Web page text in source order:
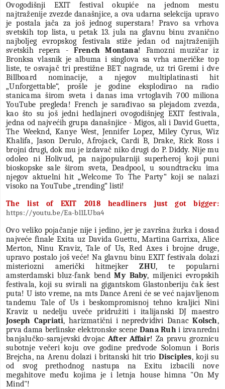
Ovogodišnji EXIT festival okupiće na jednom mestu
najtraženije zvezde današnjice, a ova udarna selekcija upravo
je postala jača za još jednog superstara! Pravo sa vrhova
svetskih top lista,u petak 13. jula na glavnu binu zvanično
najboljeg evropskog festivala stiže jedan od najtraženijih
svetskih repera - French Montana! Famozni muzičar iz
Bronksa vlasnik je albuma i singlova sa vrha američke top
liste, te osvajač tri prestižne BET nagrade, uz tri Gremi i dve
Billboard nominacije, a njegov multiplatinasti hit
„Unforgettable“, prošle je godine eksplodirao na radio
stanicama širom sveta i danas ima vrtoglavih 700 miliona
YouTube pregleda! French je sarađivao sa plejadom zvezda,
kao što su još jedni hedlajneri ovogodišnjeg EXIT festivala,
jedna od najvećih grupa današnjice - Migos, ali i David Guetta,
The Weeknd, Kanye West, Jennifer Lopez, Miley Cyrus, Wiz
Khalifa, Jason Derulo, Afrojack, Cardi B, Drake, Rick Ross i
brojni drugi, dok mu je izdavač niko drugi do P. Diddy. Nije mu
odoleo ni Holivud, pa najpopularniji superheroj koji puni
bioskopske sale širom sveta, Deadpool, u soundtracku ima
njegov aktuelni hit „Welcome To The Party“ koji se nalazi
visoko na YouTube „trending“ listi!
The list of EXIT 2018 headliners just got bigger:
https://youtu.be/Ea-bl1LUba4
Ovo veliko pojačanje nije i jedino, jer je završna žurka i dosad
najveće finale Exita uz Davida Guettu, Martina Garrixa, Alice
Merton, Ninu Kraviz, Tale of Us, Red Axes i brojne druge,
upravo postalo još veće! Na glavnu binu EXIT festivala dolazi
misteriozni američki hitmejkerZHU, te popularni
amsterdamski bluz-fank bendMy Baby, miljenici evropskih
festivala, koji su svirali na gigantskom Glastonberiju čak šest
puta! U isto vreme, na mts Dance Areni će se već najavljenom
tandemu Tale of Us i beskompromisnoj tehno kraljici Nini
Kraviz u nedelju uveče pridružiti i italijanski DJ maestro
Joseph Capriati, harizmatični i nepredvidivi DanacKolsch,
prva dama berlinske elektronske scene Dana Ruhi izvanredni
banjalučko-sarajevski dvojac After Affair! Za pravu groznicu
subotnje večeri koju ove godine predvode Solomun i Boris
Brejcha, na Arenu dolazi i britanski hit trio Disciples, koji su
od svog prethodnog nastupa na Exitu izbacili nove
megahitove među kojima je i letnja house himna "On My
Mind"!